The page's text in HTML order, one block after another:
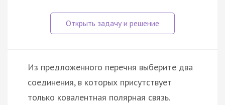
Из предложенного перечня выберите два
соединения, в которых присутствует
только ковалентная полярная связь.